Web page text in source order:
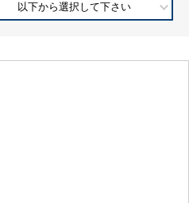
以下から選択して下さい